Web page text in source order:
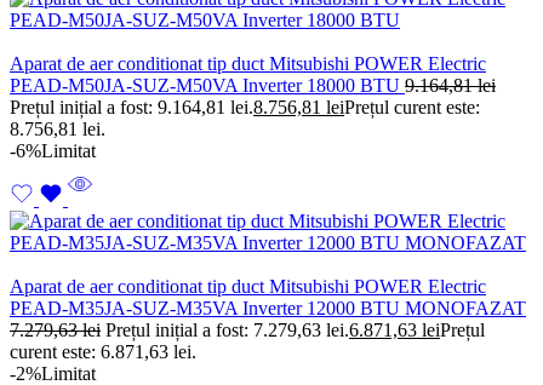
Aparat de aer conditionat tip duct Mitsubishi POWER Electric
PEAD-M50JA-SUZ-M50VA Inverter 18000 BTU 9.164,81lei
Prețul inițial a fost: 9.164,81 lei.8.756,81 leiPrețul curent este:
8.756,81 lei.
-6%Limitat
Aparat de aer conditionat tip duct Mitsubishi POWER Electric
PEAD-M35JA-SUZ-M35VA Inverter 12000 BTU MONOFAZAT
7.279,63lei Prețul inițial a fost: 7.279,63 lei.6.871,63 leiPrețul
curent este: 6.871,63 lei.
-2%Limitat